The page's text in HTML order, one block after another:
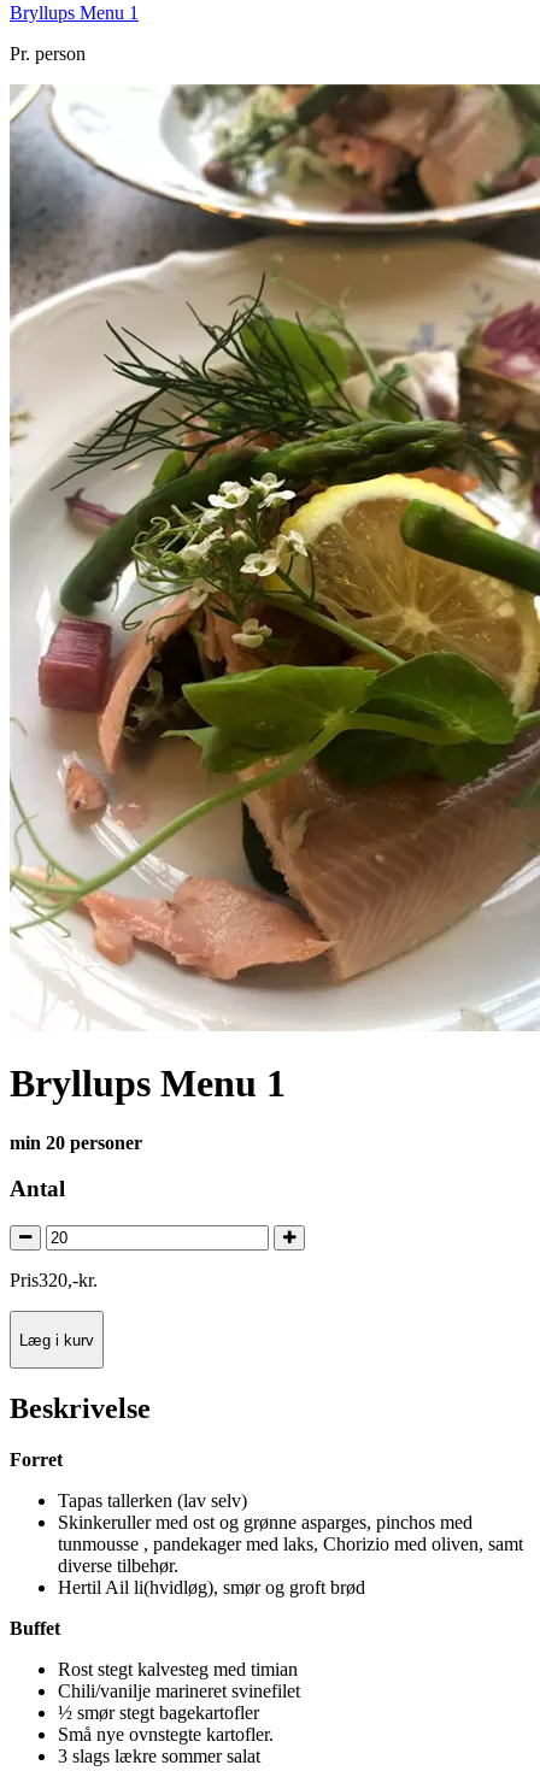
Bryllups Menu 1
Pr. person
Bryllups Menu 1
min 20 personer
Antal
Pris320,-kr.
Læg i kurv
Beskrivelse
Forret
Tapas tallerken (lav selv)
Skinkeruller med ost og grønne asparges, pinchos med
tunmousse , pandekager med laks, Chorizio med oliven, samt
diverse tilbehør.
Hertil Ail li(hvidløg), smør og groft brød
Buffet
Rost stegt kalvesteg med timian
Chili/vanilje marineret svinefilet
½ smør stegt bagekartofler
Små nye ovnstegte kartofler.
3 slags lækre sommer salat